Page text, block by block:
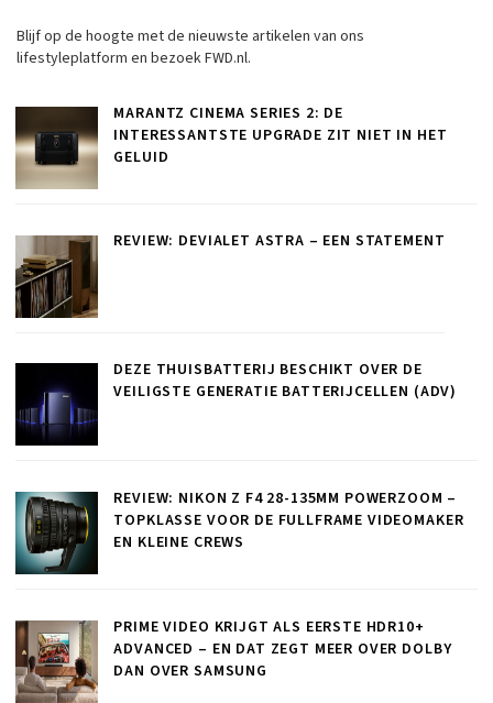
Blijf op de hoogte met de nieuwste artikelen van ons
lifestyleplatform en bezoek FWD.nl.
MARANTZ CINEMA SERIES 2: DE
INTERESSANTSTE UPGRADE ZIT NIET IN HET
GELUID
REVIEW: DEVIALET ASTRA – EEN STATEMENT
DEZE THUISBATTERIJ BESCHIKT OVER DE
VEILIGSTE GENERATIE BATTERIJCELLEN (ADV)
REVIEW: NIKON Z F4 28-135MM POWERZOOM –
TOPKLASSE VOOR DE FULLFRAME VIDEOMAKER
EN KLEINE CREWS
PRIME VIDEO KRIJGT ALS EERSTE HDR10+
ADVANCED – EN DAT ZEGT MEER OVER DOLBY
DAN OVER SAMSUNG